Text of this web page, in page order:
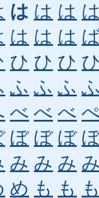
は は は
は は は
ひ ひ ひ
ふ ふ ふ
べ べ べ
ぼ ぼ ぼ
み み み
め も も